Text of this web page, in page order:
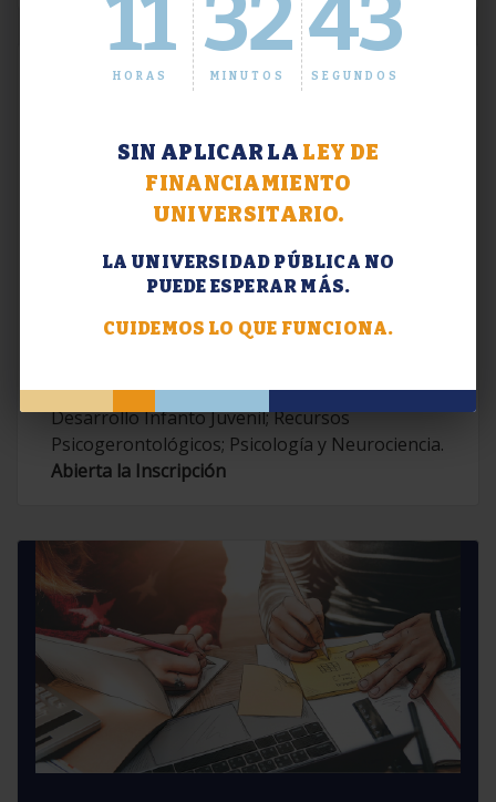
11
HORAS
32
MINUTOS
43
SEGUNDOS
SIN APLICAR LA LEY DE
FINANCIAMIENTO
UNIVERSITARIO.
LA UNIVERSIDAD PÚBLICA NO
PUEDE ESPERAR MÁS.
CUIDEMOS LO QUE FUNCIONA.
Extensión. Diplomaturas 2026.
Contemporáneas; Problemáticas en el
Desarrollo Infanto Juvenil; Recursos
Psicogerontológicos; Psicología y Neurociencia.
Abierta la Inscripción